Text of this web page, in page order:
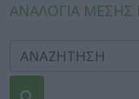
ΑΝΑΛΟΓΙΑ